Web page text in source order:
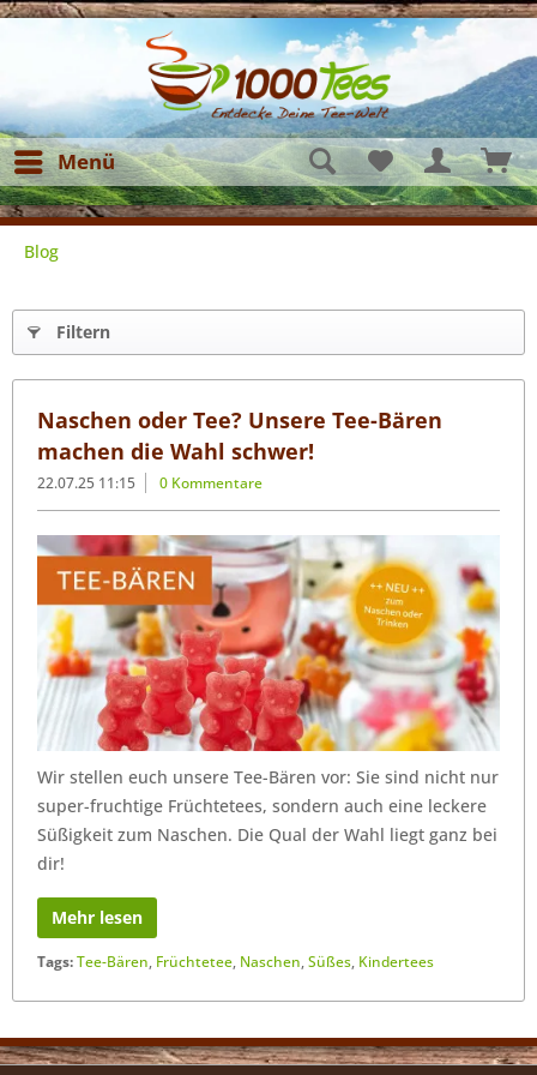
Menü
Blog
Filtern
Naschen oder Tee? Unsere Tee-Bären
machen die Wahl schwer!
22.07.25 11:15 0 Kommentare
Wir stellen euch unsere Tee-Bären vor: Sie sind nicht nur
super-fruchtige Früchtetees, sondern auch eine leckere
Süßigkeit zum Naschen. Die Qual der Wahl liegt ganz bei
dir!
Mehr lesen
Tags:Tee-Bären, Früchtetee, Naschen,Süßes, Kindertees